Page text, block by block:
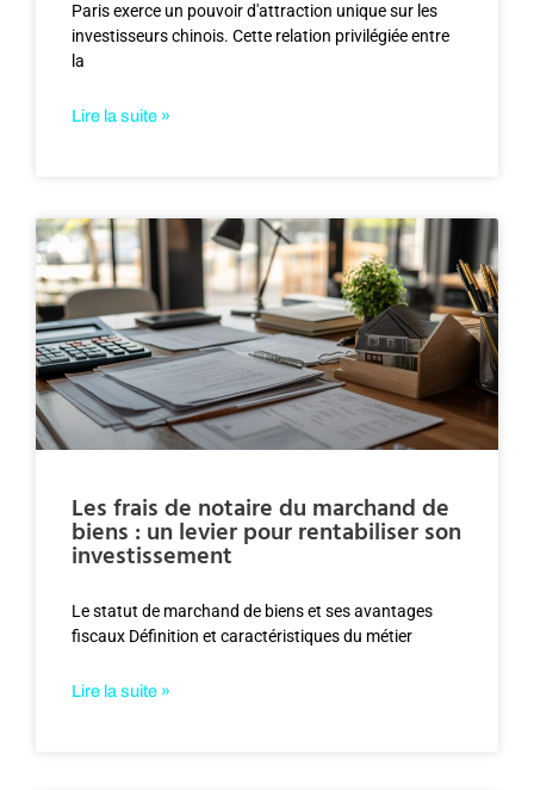
Paris exerce un pouvoir d'attraction unique sur les
investisseurs chinois. Cette relation privilégiée entre
la
Lire la suite »
Les frais de notaire du marchand de
biens : un levier pour rentabiliser son
investissement
Le statut de marchand de biens et ses avantages
fiscaux Définition et caractéristiques du métier
Lire la suite »